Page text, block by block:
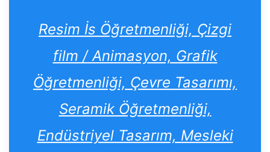
Resim İs Öğretmenliği, Çizgi
film / Animasyon, Grafik
Öğretmenliği, Çevre Tasarımı,
Seramik Öğretmenliği,
Endüstriyel Tasarım, Mesleki